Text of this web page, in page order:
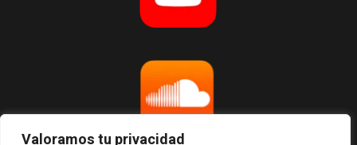
Valoramos tu privacidad